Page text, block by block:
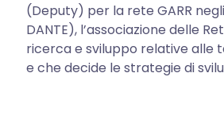
(Deputy) per la rete GARR
DANTE), l’associazione delle
ricerca e sviluppo relative alle
e che decide le strategie di